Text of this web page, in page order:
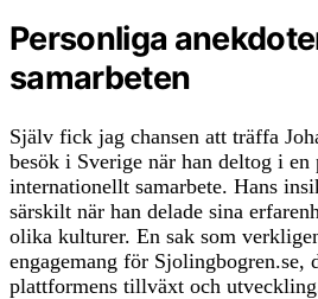
Personliga
samarbeten
Själv fick jag chansen att träffa
besök i Sverige när han deltog i en
internationellt samarbete. Hans
särskilt när han delade sina
olika kulturer. En sak som
engagemang för
plattformens tillväxt och